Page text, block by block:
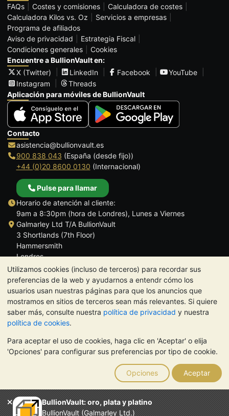
Utilizamos cookies (incluso de terceros) para recordar sus
preferencias de la web y ayudarnos a entendr cómo los
usuarios usan nuestras páginas para que los anuncios que
mostramos en sitios de terceros sean más relevantes. Si quiere
saber más, consulte nuestra política de privacidad y nuestra
política de cookies.
Para aceptar el uso de cookies, haga clic en 'Aceptar' o elija
'Opciones' para configurar sus preferencias por tipo de cookie.
Opciones Aceptar
BullionVault: oro, plata y platino
BullionVault (Galmarley Ltd.)
FAQs
Costes y comisiones
Calculadora de costes
Calculadora Kilos vs. Oz
Servicios a empresas
Programa de afiliados
Aviso de privacidad
Estrategia Fiscal
Condiciones generales
Cookies
Encuentre a BullionVault en:
X (Twitter)
LinkedIn Facebook
YouTube
Instagram
Threads
Aplicación para móviles de BullionVault
Contacto
asistencia@bullionvault.es
900 838 043 (España (desde fijo))
+44 (0)20 8600 0130 (Internacional)
Pulse para llamar
Horario de atención al cliente:
9am a 8:30pm (hora de Londres), Lunes a Viernes
Galmarley Ltd T/A BullionVault
3 Shortlands (7th Floor)
Hammersmith
Londres
W6 8DA
Reino Unido
NOTA: El valor de los metales preciosos puede tanto bajar como
subir. Las tendencias históricas no garantizan la evolución
futura de los precios. Nada de lo contenido en los sitios web de
BullionVault ni en ninguna de sus comunicaciones constituye
asesoramiento en materia de inversión. Debería buscar
asesoramiento profesional para determinar si poseer metales
preciosos es adecuado para usted.